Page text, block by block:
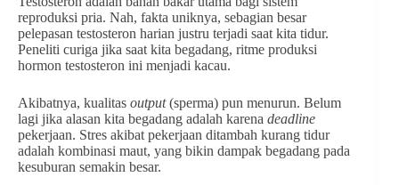
reproduksi pria. Nah, fakta uniknya, sebagian besar
pelepasan testosteron harian justru terjadi saat kita tidur.
Peneliti curiga jika saat kita begadang, ritme produksi
hormon testosteron ini menjadi kacau.
Akibatnya, kualitas output(sperma) pun menurun. Belum
lagi jika alasan kita begadang adalah karena deadline
pekerjaan. Stres akibat pekerjaan ditambah kurang tidur
adalah kombinasi maut, yang bikin dampak begadang pada
kesuburan semakin besar.